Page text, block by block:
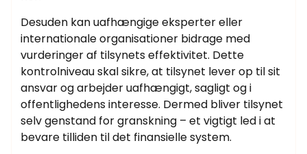
Desuden kan uafhængige eksperter eller
internationale organisationer bidrage med
vurderinger af tilsynets effektivitet. Dette
kontrolniveau skal sikre, at tilsynet lever op til sit
ansvar og arbejder uafhængigt, sagligt og i
offentlighedens interesse. Dermed bliver tilsynet
selv genstand for granskning – et vigtigt led i at
bevare tilliden til det finansielle system.